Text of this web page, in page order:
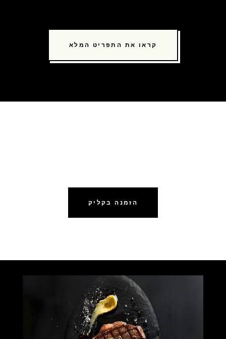
קראו את התפריט המלא
הזמנה בקליק